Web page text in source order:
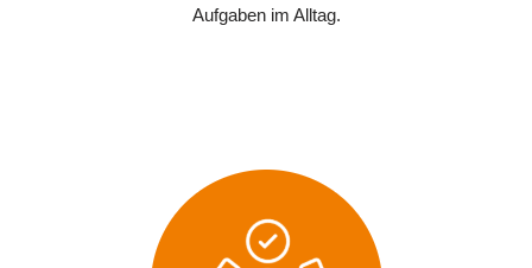
Aufgaben im Alltag.